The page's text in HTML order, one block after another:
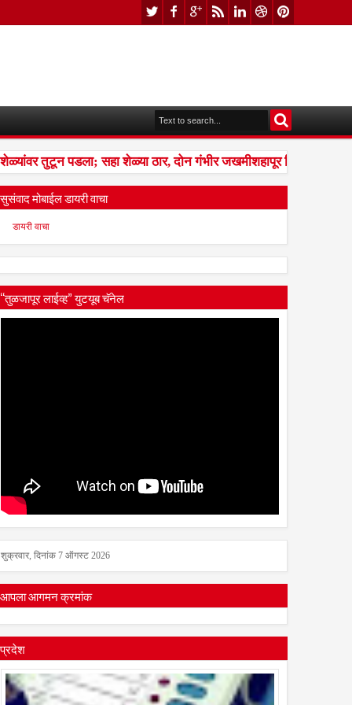
तुटून पडला; सहा शेळ्या ठार, दोन गंभीर जखमीशहापूर शिवारातील
सुसंवाद मोबाईल डायरी वाचा
डायरी वाचा
“तुळजापूर लाईव्ह” युटयूब चॅनेल
शुक्रवार, दिनांक 7 ऑगस्ट 2026
आपला आगमन क्रमांक
प्रदेश